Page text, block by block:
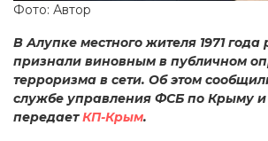
Фото: Автор
В Алупке местного жителя 1971
признали виновным в публичном
терроризма в сети. Об этом
службе управления ФСБ по Крыму и
передаетКП-Крым.